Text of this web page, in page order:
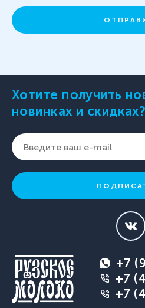
+7
+7
+7
Хотите получить
новинках и скидках?